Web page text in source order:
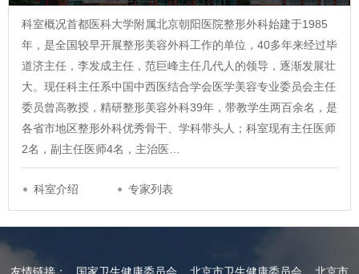
科室概况首都医科大学附属北京朝阳医院整形外科始建于1985
年，是全国较早开展整形美容外科工作的单位，40多年来经过毕
道济主任，李发成主任，范巨峰主任几代人的领导，逐渐发展壮
大。现任科主任系中国中西医结合学会医学美容专业委员会主任
委员曾高教授，精研整形美容外科39年，带教学生两百余名，是
各省市地区整形外科优秀骨干、学科带头人；科室现有主任医师
2名，副主任医师4名，主治医…
科室介绍 专家列表